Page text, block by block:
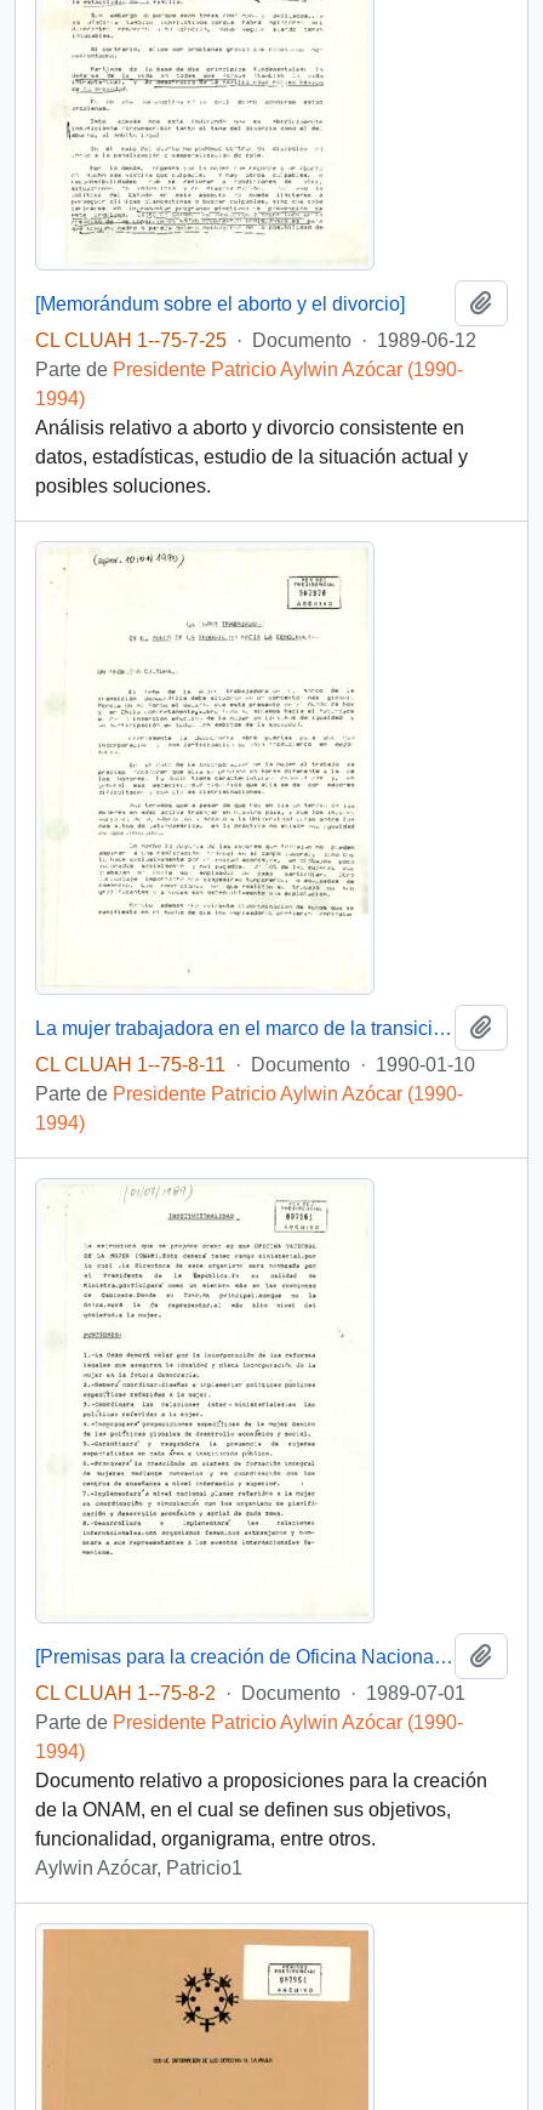
[Memorándum sobre el aborto y el divorcio]
CL CLUAH 1--75-7-25 · Documento · 1989-06-12
Parte de Presidente Patricio Aylwin Azócar (1990-
1994)
Análisis relativo a aborto y divorcio consistente en
datos, estadísticas, estudio de la situación actual y
posibles soluciones.
La mujer trabajadora en el marco de la transición hacia la democracia.
CL CLUAH 1--75-8-11
· Documento · 1990-01-10
Parte de Presidente Patricio Aylwin Azócar (1990-
1994)
[Premisas para la creación de Oficina Nacional de la Mujer]
CL CLUAH 1--75-8-2
· Documento · 1989-07-01
Parte de Presidente Patricio Aylwin Azócar (1990-
1994)
Documento relativo a proposiciones para la creación
de la ONAM, en el cual se definen sus objetivos,
funcionalidad, organigrama, entre otros.
Aylwin Azócar, Patricio1